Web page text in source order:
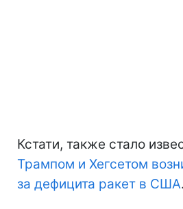
Кстати, также стало
Трампом и Хегсетом
за дефицита ракет в США.